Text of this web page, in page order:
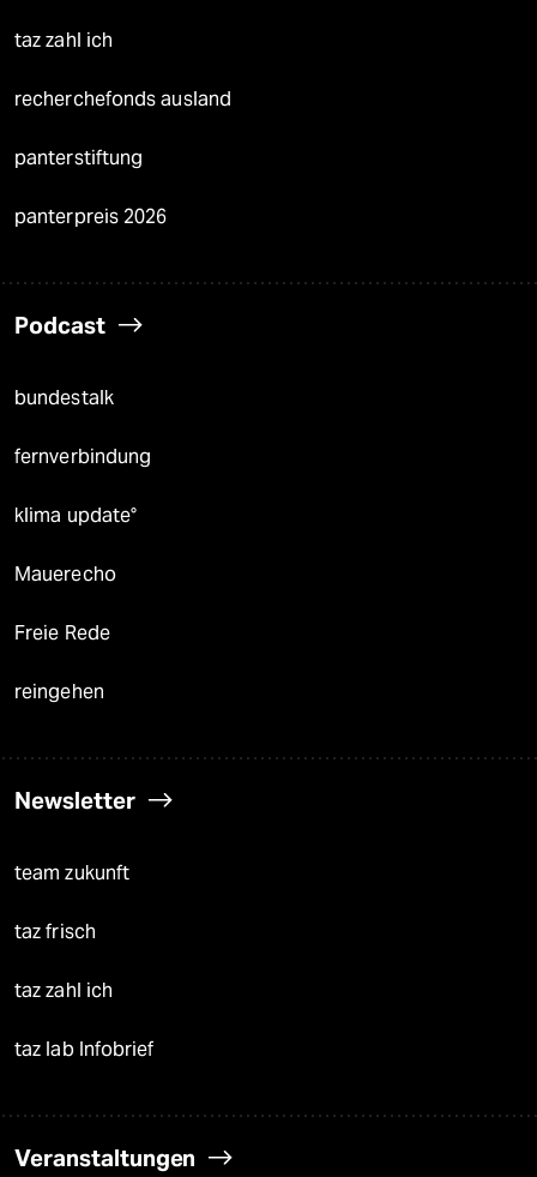
taz zahl ich
recherchefonds ausland
panterstiftung
panterpreis 2026
Podcast
bundestalk
fernverbindung
klima update°
Mauerecho
Freie Rede
reingehen
Newsletter
team zukunft
taz frisch
taz zahl ich
taz lab Infobrief
Veranstaltungen